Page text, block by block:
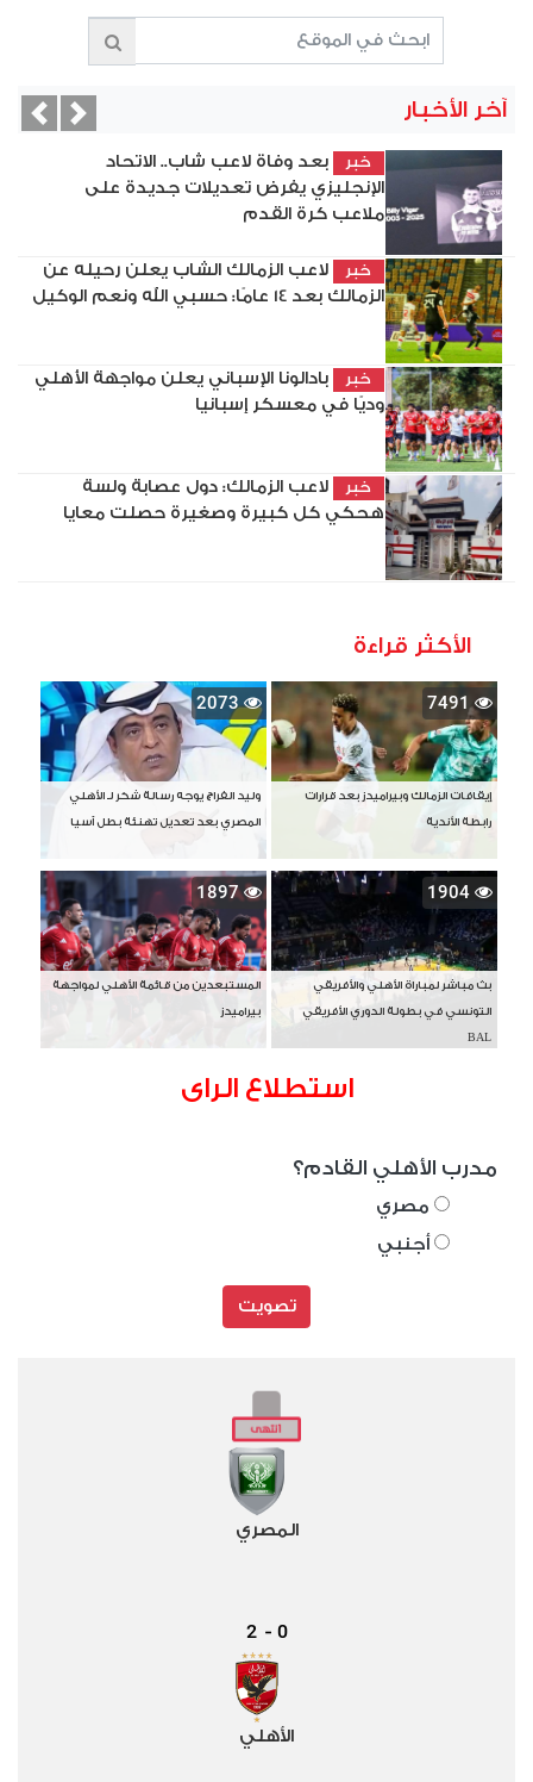
آخر الأخبار
خبر
بعد وفاة لاعب شاب.. الاتحاد
الإنجليزي يفرض تعديلات جديدة على
ملاعب كرة القدم
خبر
لاعب الزمالك الشاب يعلن رحيله عن
الزمالك بعد 14 عامًا: حسبي الله ونعم الوكيل
خبر
بادالونا الإسباني يعلن مواجهة الأهلي
وديًا في معسكر إسبانيا
خبر
لاعب الزمالك: دول عصابة ولسة
هحكي كل كبيرة وصغيرة حصلت معايا
Next
الأكثر قراءة
7491
إيقافات الزمالك وبيراميدز بعد قرارات
رابطة الأندية
2073
وليد الفراج يوجه رسالة شكر لـ الأهلي
المصري بعد تعديل تهنئة بطل آسيا
1904
بث مباشر لمباراة الأهلي والأفريقي
التونسي في بطولة الدوري الأفريقي
BAL
1897
المستبعدين من قائمة الأهلي لمواجهة
بيراميدز
استطلاع الراى
مدرب الأهلي القادم؟
مصري
أجنبي
تصويت
المصري
0
-
2
الأهلي